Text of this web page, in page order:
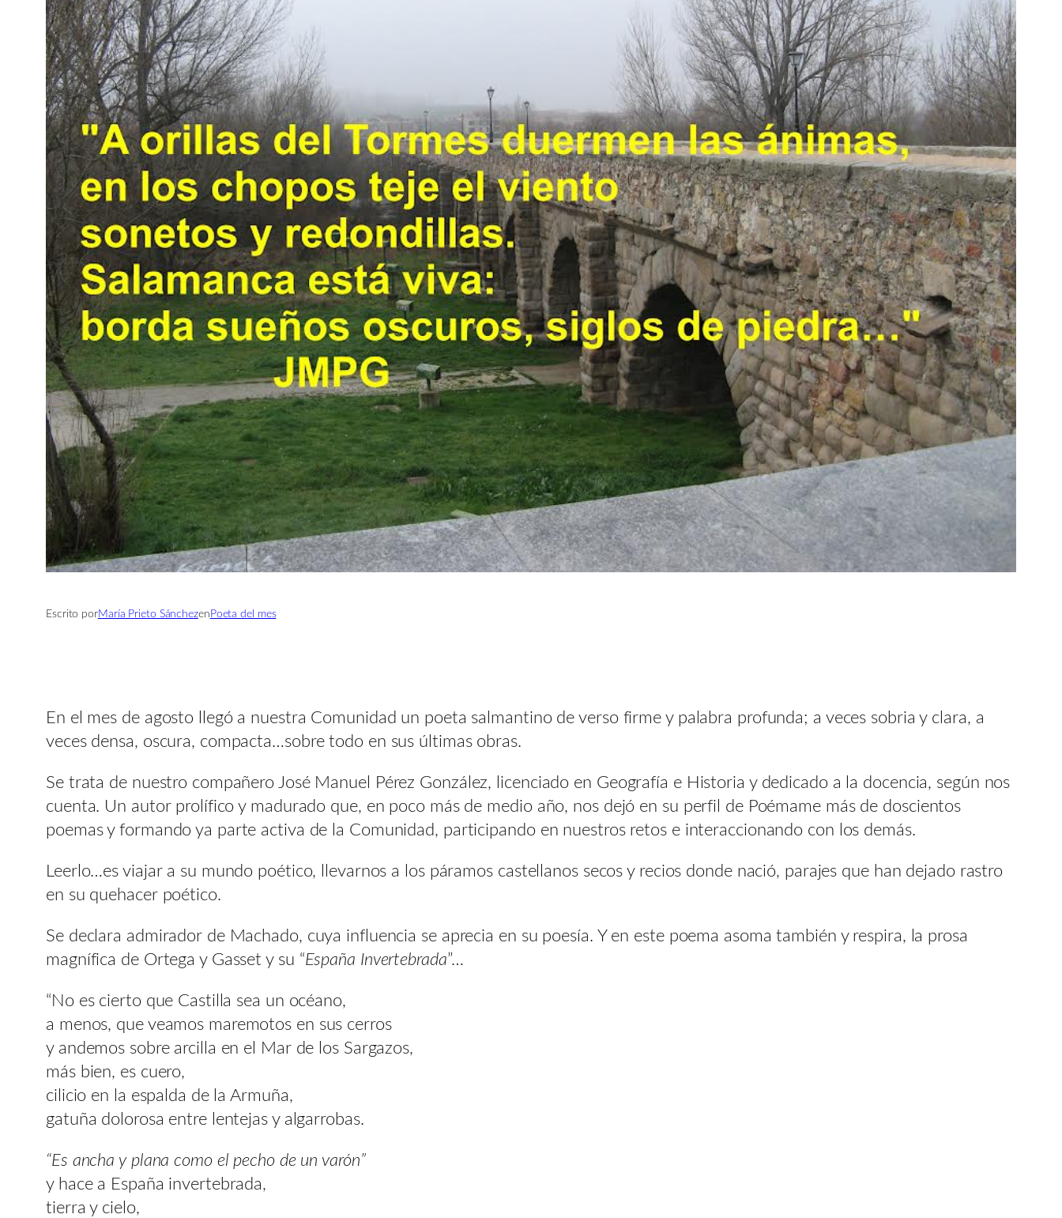
Escrito porMaría Prieto Sánchezen Poeta del mes
En el mes de agosto llegó a nuestra Comunidad un poeta salmantino de verso firme y palabra profunda; a veces sobria y clara, a
veces densa, oscura, compacta…sobre todo en sus últimas obras.
Se trata de nuestro compañero José Manuel Pérez González, licenciado en Geografía e Historia y dedicado a la docencia, según nos
cuenta. Un autor prolífico y madurado que, en poco más de medio año, nos dejó en su perfil de Poémame más de doscientos
poemas y formando ya parte activa de la Comunidad, participando en nuestros retos e interaccionando con los demás.
Leerlo…es viajar a su mundo poético, llevarnos a los páramos castellanos secos y recios donde nació, parajes que han dejado rastro
en su quehacer poético.
Se declara admirador de Machado, cuya influencia se aprecia en su poesía. Y en este poema asoma también y respira, la prosa
magnífica de Ortega y Gasset y su “España Invertebrada”…
“No es cierto que Castilla sea un océano,
a menos, que veamos maremotos en sus cerros
y andemos sobre arcilla en el Mar de los Sargazos,
más bien, es cuero,
cilicio en la espalda de la Armuña,
gatuña dolorosa entre lentejas y algarrobas.
“Es ancha y plana como el pecho de un varón”
y hace a España invertebrada,
tierra y cielo,